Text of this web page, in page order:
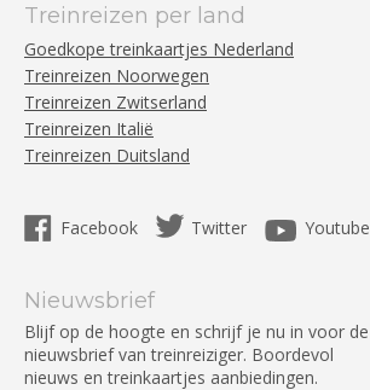
Treinreizen per land
Goedkope treinkaartjes Nederland
Treinreizen Noorwegen
Treinreizen Zwitserland
Treinreizen Italië
Treinreizen Duitsland
Facebook Twitter Youtube
Nieuwsbrief
Blijf op de hoogte en schrijf je nu in voor de
nieuwsbrief van treinreiziger. Boordevol
nieuws en treinkaartjes aanbiedingen.